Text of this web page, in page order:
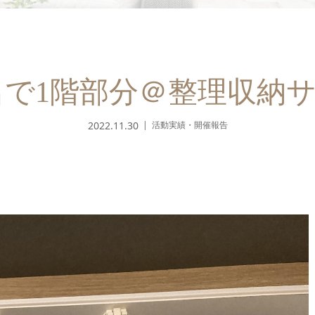
で1階部分＠整理収納
2022.11.30 活動実績・開催報告